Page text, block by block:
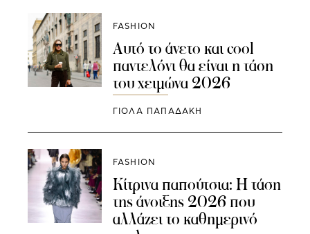
FASHION
Αυτό το άνετο και cool
παντελόνι θα είναι η τάση
του χειμώνα 2026
ΓΙΌΛΑ ΠΑΠΑΔΆΚΗ
FASHION
Κίτρινα παπούτσια: Η τάση
της άνοιξης 2026 που
αλλάζει το καθημερινό